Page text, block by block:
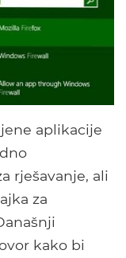
aplikacije
rješavanje, ali
za
kako bi